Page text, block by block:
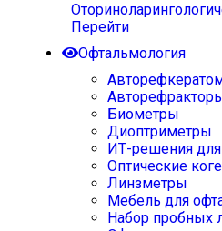
Перейти
Офтальмология
Биометры
Диоптриметры
ИТ-решения
Оптические
Линзметры
Мебель для
Набор пробных